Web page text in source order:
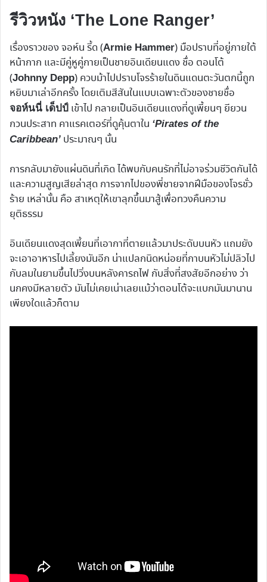
รีวิวหนัง ‘The Lone Ranger’
เรื่องราวของ จอห์น รี้ด (Armie Hammer) มือปราบที่อยู่ภายใต้
หน้ากาก และมีคู่หูคู่กายเป็นชายอินเดียนแดง ชื่อ ตอนโต้
(Johnny Depp) ควบม้าไปปราบโจรร้ายในดินแดนตะวันตกนี้ถูก
หยิบมาเล่าอีกครั้ง โดยเติมสีสันในแบบเฉพาะตัวของชายชื่อ
จอห์นนี่ เด็ปป์ เข้าไป กลายเป็นอินเดียนแดงที่ดูเพี้ยนๆ ยียวน
กวนประสาท คาแรคเตอร์ที่ดูคุ้นตาใน ‘Pirates of the
Caribbean’ ประมาณๆ นั้น
การกลับมายังแผ่นดินที่เกิด ได้พบกับคนรักที่ไม่อาจร่วมชีวิตกันได้
และความสูญเสียล่าสุด การจากไปของพี่ชายจากฝีมือของโจรชั่ว
ร้าย เหล่านั้น คือ สาเหตุให้เขาลุกขึ้นมาสู้เพื่อทวงคืนความ
ยุติธรรม
อินเดียนแดงสุดเพี้ยนที่เอากาที่ตายแล้วมาประดับบนหัว แถมยัง
จะเอาอาหารไปเลี้ยงมันอีก น่าแปลกนิดหน่อยที่กาบนหัวไม่ปลิวไป
กับลมในยามขึ้นไปวิ่งบนหลังคารถไฟ กับสิ่งที่สงสัยอีกอย่าง ว่า
นกคงมีหลายตัว มันไม่เคยเน่าเลยแม้ว่าตอนโต้จะแบกมันมานาน
เพียงใดแล้วก็ตาม